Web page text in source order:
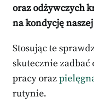
oraz odżywczych
na kondycję
Stosując te
skutecznie zadbać
pracy oraz
rutynie.